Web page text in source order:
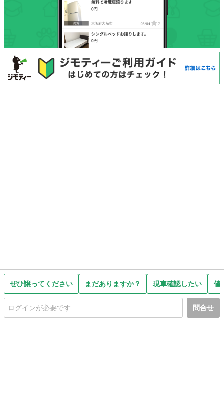
ぜひ譲ってください まだありますか？ 現車確認したい 値
問合せ